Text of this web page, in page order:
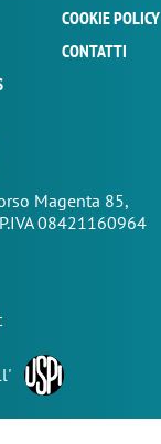
COOKIE POLICY
CONTATTI
Magenta 85,
08421160964